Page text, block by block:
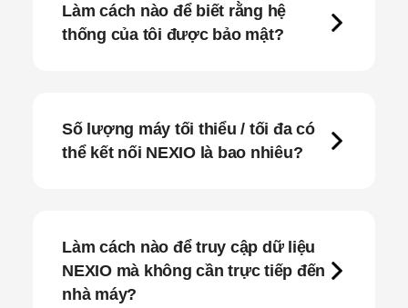
Làm cách nào để biết rằng hệ
thống của tôi được bảo mật?
Số lượng máy tối thiểu / tối đa có
thể kết nối NEXIO là bao nhiêu?
Làm cách nào để truy cập dữ liệu
NEXIO mà không cần trực tiếp đến
nhà máy?